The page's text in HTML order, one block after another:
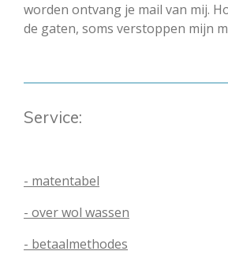
worden ontvang je mail van mij.
de gaten, soms verstoppen mijn
Service:
- matentabel
- over wol wassen
- betaalmethodes